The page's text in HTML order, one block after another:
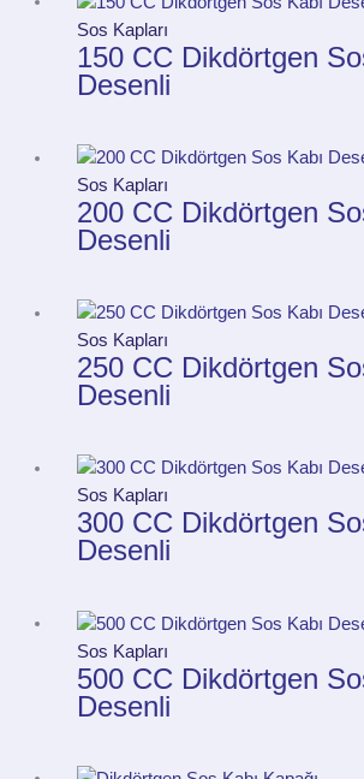
Sos Kapları
150 CC Dikdörtgen
Desenli
Sos Kapları
200 CC Dikdörtgen
Desenli
Sos Kapları
250 CC Dikdörtgen
Desenli
Sos Kapları
300 CC Dikdörtgen
Desenli
Sos Kapları
500 CC Dikdörtgen
Desenli